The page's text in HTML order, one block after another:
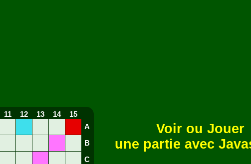
11 12 13 14
15
A
B
C
Voir ou Jouer
une partie avec